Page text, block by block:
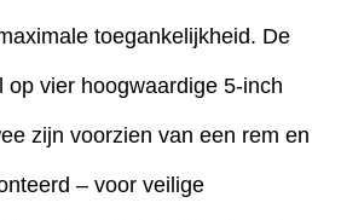
toegankelijkheid. De
op vier hoogwaardige 5-inch
zijn voorzien van een rem en
– voor veilige